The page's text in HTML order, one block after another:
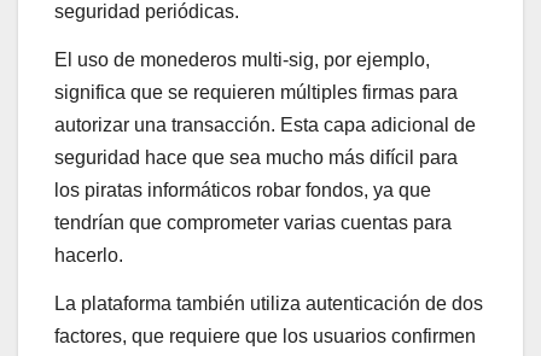
seguridad periódicas.
El uso de monederos multi-sig, por ejemplo,
significa que se requieren múltiples firmas para
autorizar una transacción. Esta capa adicional de
seguridad hace que sea mucho más difícil para
los piratas informáticos robar fondos, ya que
tendrían que comprometer varias cuentas para
hacerlo.
La plataforma también utiliza autenticación de dos
factores, que requiere que los usuarios confirmen